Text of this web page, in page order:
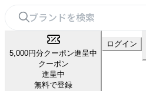
5,000円分クーポン進呈中
クーポン
進呈中
無料で登録
ログイン